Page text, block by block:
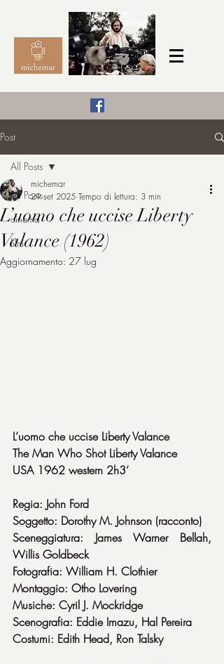
michemar
Post
All Posts
cinema
film
All Posts
L’uomo che uccise Liberty
Valance (1962)
michemar
29 set 2025 Tempo di lettura: 3 min
Aggiornamento: 27 lug
L’uomo che uccise Liberty Valance
The Man Who Shot Liberty Valance
USA 1962 western 2h3’
Regia: John Ford
Soggetto: Dorothy M. Johnson (racconto)
Sceneggiatura: James Warner Bellah,
Willis Goldbeck
Fotografia: William H. Clothier
Montaggio: Otho Lovering
Musiche: Cyril J. Mockridge
Scenografia: Eddie Imazu, Hal Pereira
Costumi: Edith Head, Ron Talsky